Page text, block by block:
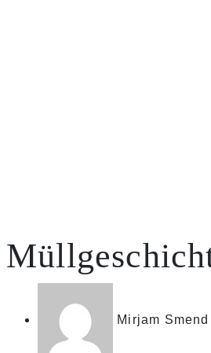
Mirjam Smend